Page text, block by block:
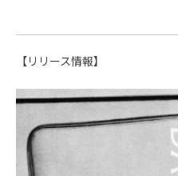
【リリース情報】